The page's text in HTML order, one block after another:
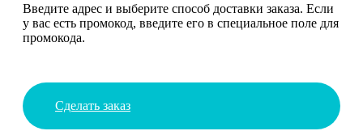
Введите адрес и выберите способ доставки заказа. Если
у вас есть промокод, введите его в специальное поле для
промокода.
Сделать заказ